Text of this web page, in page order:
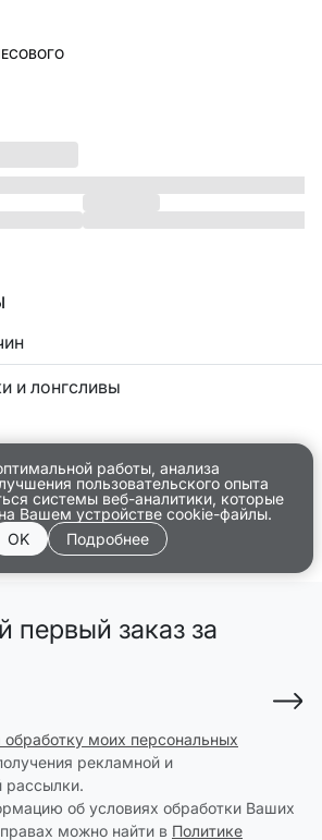
и лонгсливы
работы, анализа
пользовательского опыта
системы веб-аналитики, которые
Вашем устройстве cookie-файлы.
OK
Подробнее
первый заказ за
обработку моих персональных
рекламной и
рассылки.
об условиях обработки Ваших
можно найти в Политике